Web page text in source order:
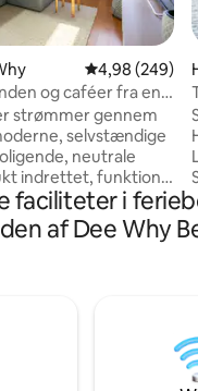
4,98 ud af 5 i
4,98 (249)
og caféer fra en
strømmer gennem
selvstændige
neutrale
indrettet, funktionel
en
Med egen
bæredygtig livsstil og
toiletartikler,
faciliteter i
af Dee Why